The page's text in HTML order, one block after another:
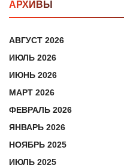
АРХИВЫ
АВГУСТ 2026
ИЮЛЬ 2026
ИЮНЬ 2026
МАРТ 2026
ФЕВРАЛЬ 2026
ЯНВАРЬ 2026
НОЯБРЬ 2025
ИЮЛЬ 2025